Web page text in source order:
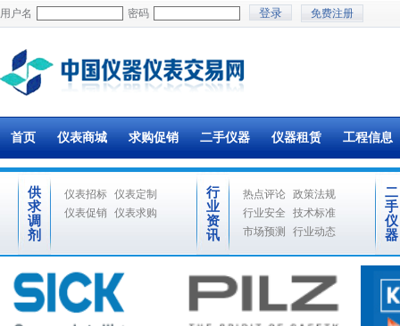
用户名 密码 免费注册
首页 仪表商城 求购促销 二手仪器 仪器租赁 工程信息
供
求
调
剂
仪表招标 仪表定制
仪表促销
仪表求购
行
业
资
讯
热点评论 政策法规
行业安全
技术标准
市场预测
行业动态
二
手
仪
器